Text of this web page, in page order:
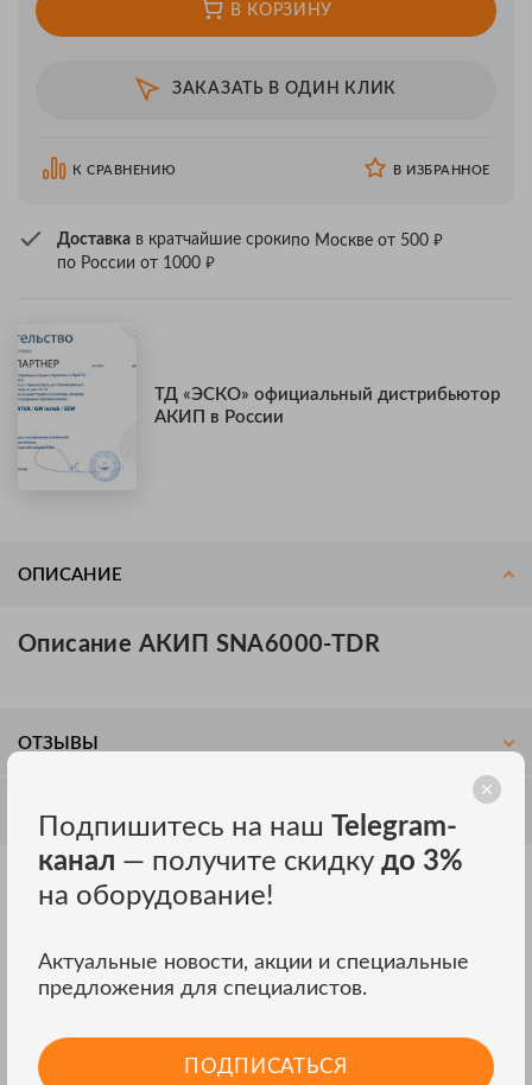
В КОРЗИНУ
ЗАКАЗАТЬ В ОДИН КЛИК
К СРАВНЕНИЮ В ИЗБРАННОЕ
Доставка в кратчайшие срокипо Москве от 500 ₽
по России от 1000 ₽
ТД «ЭСКО» официальный дистрибьютор
АКИП в России
ОПИСАНИЕ
Описание АКИП SNA6000-TDR
ОТЗЫВЫ
ОБСУЖДЕНИЕ
Другие модели АКИП
Подпишитесь на наш Telegram-
канал — получите скидку до 3%
на оборудование!
Актуальные новости, акции и специальные
предложения для специалистов.
ПОДПИСАТЬСЯ